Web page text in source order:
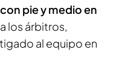
pie y medio en
los árbitros,
al equipo en